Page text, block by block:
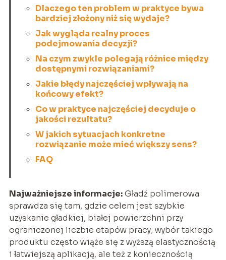
Dlaczego ten problem w praktyce bywa
bardziej złożony niż się wydaje?
Jak wygląda realny proces
podejmowania decyzji?
Na czym zwykle polegają różnice między
dostępnymi rozwiązaniami?
Jakie błędy najczęściej wpływają na
końcowy efekt?
Co w praktyce najczęściej decyduje o
jakości rezultatu?
W jakich sytuacjach konkretne
rozwiązanie może mieć większy sens?
FAQ
Najważniejsze informacje:Gładź polimerowa
sprawdza się tam, gdzie celem jest szybkie
uzyskanie gładkiej, białej powierzchni przy
ograniczonej liczbie etapów pracy; wybór takiego
produktu często wiąże się z wyższą elastycznością
i łatwiejszą aplikacją, ale też z koniecznością